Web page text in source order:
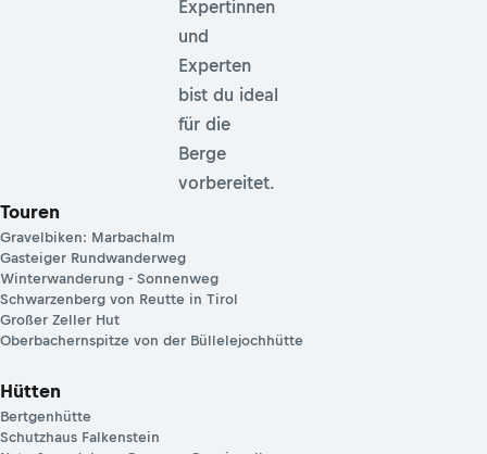
Expertinnen
und
Experten
bist du ideal
für die
Berge
vorbereitet.
Touren
Gravelbiken: Marbachalm
Gasteiger Rundwanderweg
Winterwanderung - Sonnenweg
Schwarzenberg von Reutte in Tirol
Großer Zeller Hut
Oberbachernspitze von der Büllelejochhütte
Hütten
Bertgenhütte
Schutzhaus Falkenstein